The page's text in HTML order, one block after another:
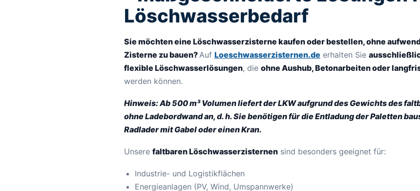
Löschwasserbedarf
Sie möchten eine Löschwasserzisterne kaufen oder bestellen, ohne
Zisterne zu bauen?Auf Loeschwasserzisternen.de erhalten Sie
flexible Löschwasserlösungen, die ohne Aushub, Betonarbeiten oder
werden können.
Hinweis: Ab 500 m³ Volumen liefert der LKW aufgrund des Gewichts des
ohne Ladebordwand an, d. h. Sie benötigen für die Entladung der Paletten
Radlader mit Gabel oder einen Kran.
Unsere faltbaren Löschwasserzisternen sind besonders geeignet für:
Industrie- und Logistikflächen
Energieanlagen (PV, Wind, Umspannwerke)